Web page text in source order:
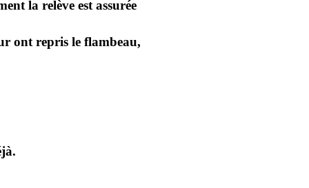
la relève est assurée
ont repris le flambeau,